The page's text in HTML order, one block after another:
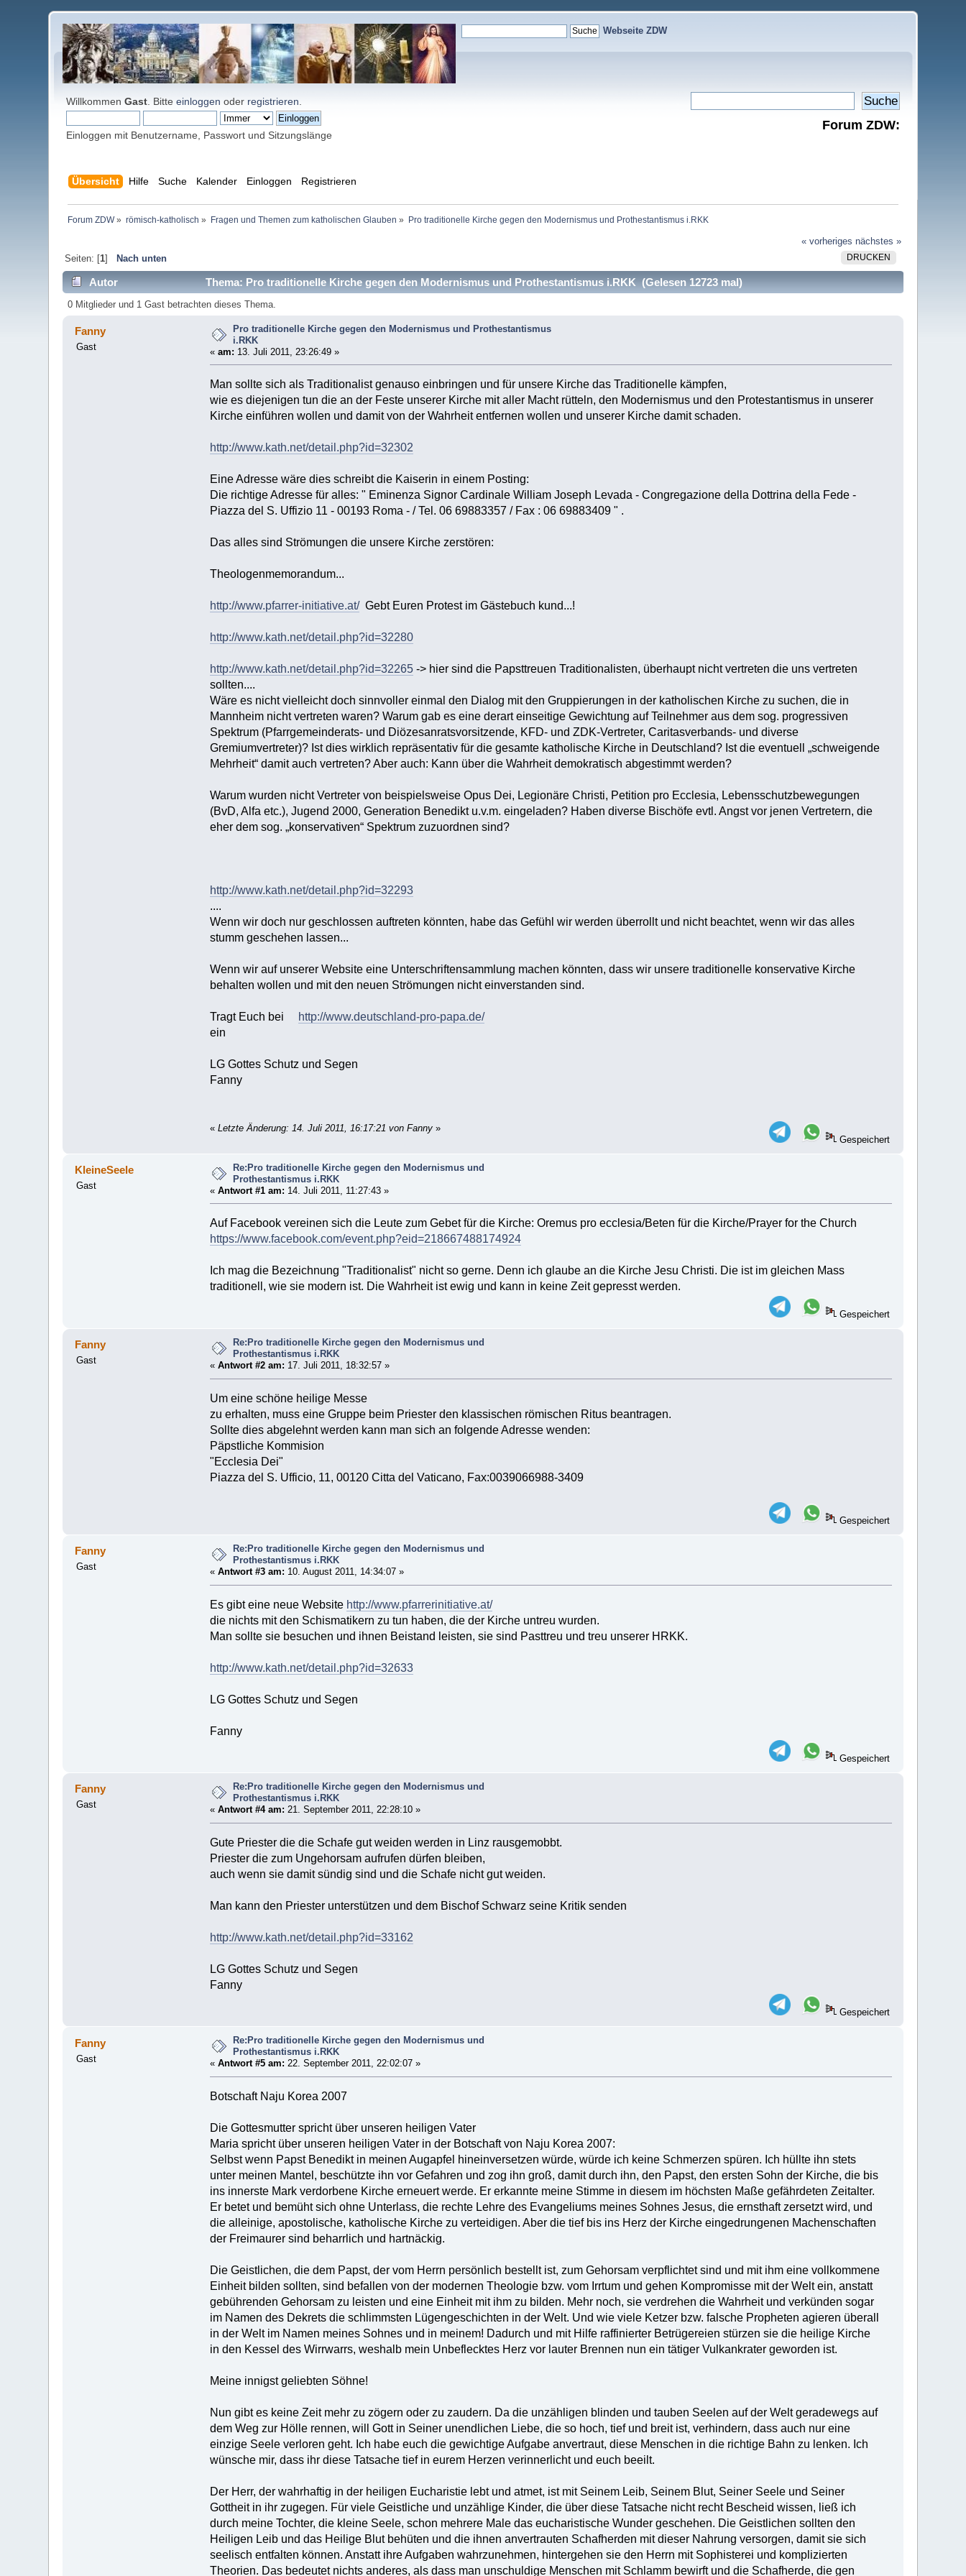
Webseite ZDW
WillkommenGast . Bitteeinloggen oder registrieren
Einloggen mit Benutzername, Passwort und Sitzungslänge
Forum ZDW:
Übersicht Hilfe Suche Kalender Einloggen Registrieren
Forum ZDW» römisch-katholisch » Fragen und Themen zum katholischen Glauben » Pro traditionelle Kirche gegen den Modernismus und Prothestantismus i.RKK
« vorheriges nächstes »
DRUCKEN
Seiten: [1] Nach unten
Autor Thema: Pro traditionelle Kirche gegen den Modernismus und Prothestantismus i.RKK (Gelesen 12723 mal)
0 Mitglieder und 1 Gast betrachten dieses Thema.
Fanny
Gast
Pro traditionelle Kirche gegen den Modernismus und Prothestantismus
i.RKK
« am: 13. Juli 2011, 23:26:49 »
Man sollte sich als Traditionalist genauso einbringen und für unsere Kirche das Traditionelle kämpfen,
wie es diejenigen tun die an der Feste unserer Kirche mit aller Macht rütteln, den Modernismus und den Protestantismus in unserer
Kirche einführen wollen und damit von der Wahrheit entfernen wollen und unserer Kirche damit schaden.
http://www.kath.net/detail.php?id=32302
Eine Adresse wäre dies schreibt die Kaiserin in einem Posting:
Die richtige Adresse für alles: " Eminenza Signor Cardinale William Joseph Levada - Congregazione della Dottrina della Fede -
Piazza del S. Uffizio 11 - 00193 Roma - / Tel. 06 69883357 / Fax : 06 69883409 " .
Das alles sind Strömungen die unsere Kirche zerstören:
Theologenmemorandum...
http://www.pfarrer-initiative.at/Gebt Euren Protest im Gästebuch kund...!
http://www.kath.net/detail.php?id=32280
http://www.kath.net/detail.php?id=32265 -> hier sind die Papsttreuen Traditionalisten, überhaupt nicht vertreten die uns vertreten
sollten....
Wäre es nicht vielleicht doch sinnvoller einmal den Dialog mit den Gruppierungen in der katholischen Kirche zu suchen, die in
Mannheim nicht vertreten waren? Warum gab es eine derart einseitige Gewichtung auf Teilnehmer aus dem sog. progressiven
Spektrum (Pfarrgemeinderats- und Diözesanratsvorsitzende, KFD- und ZDK-Vertreter, Caritasverbands- und diverse
Gremiumvertreter)? Ist dies wirklich repräsentativ für die gesamte katholische Kirche in Deutschland? Ist die eventuell „schweigende
Mehrheit“ damit auch vertreten? Aber auch: Kann über die Wahrheit demokratisch abgestimmt werden?
Warum wurden nicht Vertreter von beispielsweise Opus Dei, Legionäre Christi, Petition pro Ecclesia, Lebensschutzbewegungen
(BvD, Alfa etc.), Jugend 2000, Generation Benedikt u.v.m. eingeladen? Haben diverse Bischöfe evtl. Angst vor jenen Vertretern, die
eher dem sog. „konservativen“ Spektrum zuzuordnen sind?
http://www.kath.net/detail.php?id=32293
....
Wenn wir doch nur geschlossen auftreten könnten, habe das Gefühl wir werden überrollt und nicht beachtet, wenn wir das alles
stumm geschehen lassen...
Wenn wir auf unserer Website eine Unterschriftensammlung machen könnten, dass wir unsere traditionelle konservative Kirche
behalten wollen und mit den neuen Strömungen nicht einverstanden sind.
Tragt Euch bei
http://www.deutschland-pro-papa.de/
ein
LG Gottes Schutz und Segen
Fanny
« Letzte Änderung: 14. Juli 2011, 16:17:21 von Fanny »
Gespeichert
KleineSeele
Gast
Re:Pro traditionelle Kirche gegen den Modernismus und
Prothestantismus i.RKK
« Antwort #1 am: 14. Juli 2011, 11:27:43 »
Auf Facebook vereinen sich die Leute zum Gebet für die Kirche: Oremus pro ecclesia/Beten für die Kirche/Prayer for the Church
https://www.facebook.com/event.php?eid=218667488174924
Ich mag die Bezeichnung "Traditionalist" nicht so gerne. Denn ich glaube an die Kirche Jesu Christi. Die ist im gleichen Mass
traditionell, wie sie modern ist. Die Wahrheit ist ewig und kann in keine Zeit gepresst werden.
Gespeichert
Fanny
Gast
Re:Pro traditionelle Kirche gegen den Modernismus und
Prothestantismus i.RKK
« Antwort #2 am: 17. Juli 2011, 18:32:57 »
Um eine schöne heilige Messe
zu erhalten, muss eine Gruppe beim Priester den klassischen römischen Ritus beantragen.
Sollte dies abgelehnt werden kann man sich an folgende Adresse wenden:
Päpstliche Kommision
"Ecclesia Dei"
Piazza del S. Ufficio, 11, 00120 Citta del Vaticano, Fax:0039066988-3409
Gespeichert
Fanny
Gast
Re:Pro traditionelle Kirche gegen den Modernismus und
Prothestantismus i.RKK
« Antwort #3 am: 10. August 2011, 14:34:07 »
Es gibt eine neue Website http://www.pfarrerinitiative.at/
die nichts mit den Schismatikern zu tun haben, die der Kirche untreu wurden.
Man sollte sie besuchen und ihnen Beistand leisten, sie sind Pasttreu und treu unserer HRKK.
http://www.kath.net/detail.php?id=32633
LG Gottes Schutz und Segen
Fanny
Gespeichert
Fanny
Gast
Re:Pro traditionelle Kirche gegen den Modernismus und
Prothestantismus i.RKK
« Antwort #4 am: 21. September 2011, 22:28:10 »
Gute Priester die die Schafe gut weiden werden in Linz rausgemobbt.
Priester die zum Ungehorsam aufrufen dürfen bleiben,
auch wenn sie damit sündig sind und die Schafe nicht gut weiden.
Man kann den Priester unterstützen und dem Bischof Schwarz seine Kritik senden
http://www.kath.net/detail.php?id=33162
LG Gottes Schutz und Segen
Fanny
Gespeichert
Fanny
Gast
Re:Pro traditionelle Kirche gegen den Modernismus und
Prothestantismus i.RKK
« Antwort #5 am: 22. September 2011, 22:02:07 »
Botschaft Naju Korea 2007
Die Gottesmutter spricht über unseren heiligen Vater
Maria spricht über unseren heiligen Vater in der Botschaft von Naju Korea 2007:
Selbst wenn Papst Benedikt in meinen Augapfel hineinversetzen würde, würde ich keine Schmerzen spüren. Ich hüllte ihn stets
unter meinen Mantel, beschützte ihn vor Gefahren und zog ihn groß, damit durch ihn, den Papst, den ersten Sohn der Kirche, die bis
ins innerste Mark verdorbene Kirche erneuert werde. Er erkannte meine Stimme in diesem im höchsten Maße gefährdeten Zeitalter.
Er betet und bemüht sich ohne Unterlass, die rechte Lehre des Evangeliums meines Sohnes Jesus, die ernsthaft zersetzt wird, und
die alleinige, apostolische, katholische Kirche zu verteidigen. Aber die tief bis ins Herz der Kirche eingedrungenen Machenschaften
der Freimaurer sind beharrlich und hartnäckig.
Die Geistlichen, die dem Papst, der vom Herrn persönlich bestellt ist, zum Gehorsam verpflichtet sind und mit ihm eine vollkommene
Einheit bilden sollten, sind befallen von der modernen Theologie bzw. vom Irrtum und gehen Kompromisse mit der Welt ein, anstatt
gebührenden Gehorsam zu leisten und eine Einheit mit ihm zu bilden. Mehr noch, sie verdrehen die Wahrheit und verkünden sogar
im Namen des Dekrets die schlimmsten Lügengeschichten in der Welt. Und wie viele Ketzer bzw. falsche Propheten agieren überall
in der Welt im Namen meines Sohnes und in meinem! Dadurch und mit Hilfe raffinierter Betrügereien stürzen sie die heilige Kirche
in den Kessel des Wirrwarrs, weshalb mein Unbeflecktes Herz vor lauter Brennen nun ein tätiger Vulkankrater geworden ist.
Meine innigst geliebten Söhne!
Nun gibt es keine Zeit mehr zu zögern oder zu zaudern. Da die unzähligen blinden und tauben Seelen auf der Welt geradewegs auf
dem Weg zur Hölle rennen, will Gott in Seiner unendlichen Liebe, die so hoch, tief und breit ist, verhindern, dass auch nur eine
einzige Seele verloren geht. Ich habe euch die gewichtige Aufgabe anvertraut, diese Menschen in die richtige Bahn zu lenken. Ich
wünsche mir, dass ihr diese Tatsache tief in eurem Herzen verinnerlicht und euch beeilt.
Der Herr, der wahrhaftig in der heiligen Eucharistie lebt und atmet, ist mit Seinem Leib, Seinem Blut, Seiner Seele und Seiner
Gottheit in ihr zugegen. Für viele Geistliche und unzählige Kinder, die über diese Tatsache nicht recht Bescheid wissen, ließ ich
durch meine Tochter, die kleine Seele, schon mehrere Male das eucharistische Wunder geschehen. Die Geistlichen sollten den
Heiligen Leib und das Heilige Blut behüten und die ihnen anvertrauten Schafherden mit dieser Nahrung versorgen, damit sie sich
seelisch entfalten können. Anstatt ihre Aufgaben wahrzunehmen, hintergehen sie den Herrn mit Sophisterei und komplizierten
Theorien. Das bedeutet nichts anderes, als dass man unschuldige Menschen mit Schlamm bewirft und die Schafherde, die gen